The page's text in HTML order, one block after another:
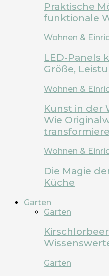
Praktische
funktionale
Wohnen &
LED-Panels
Größe,
Wohnen &
Kunst in der
Wie
Wohnen &
Die Magie
Küche
Garten
Garten
Garten